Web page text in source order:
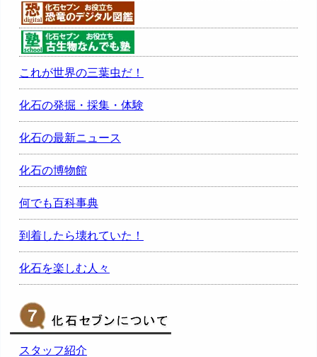
これが世界の三葉虫だ！
化石の発掘・採集・体験
化石の最新ニュース
化石の博物館
何でも百科事典
到着したら壊れていた！
化石を楽しむ人々
スタッフ紹介